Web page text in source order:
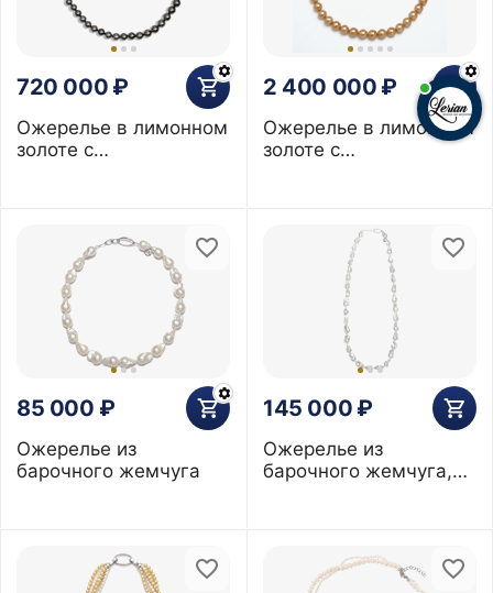
720 000 ₽
Ожерелье в лимонном
золоте с
2 400 000 ₽
Ожерелье в лимонном
золоте с
85 000 ₽
Ожерелье из
барочного жемчуга
145 000 ₽
Ожерелье из
барочного жемчуга,